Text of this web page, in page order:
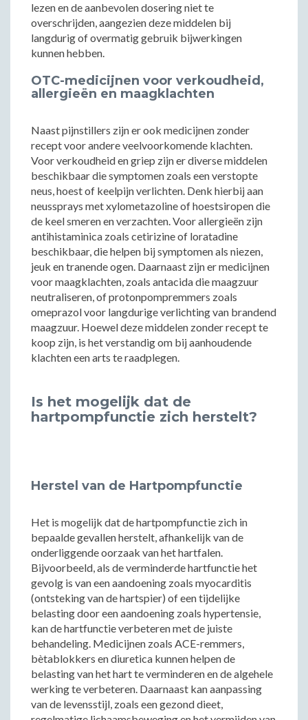
lezen en de aanbevolen dosering niet te
overschrijden, aangezien deze middelen bij
langdurig of overmatig gebruik bijwerkingen
kunnen hebben.
OTC-medicijnen voor verkoudheid,
allergieën en maagklachten
Naast pijnstillers zijn er ook medicijnen zonder
recept voor andere veelvoorkomende klachten.
Voor verkoudheid en griep zijn er diverse middelen
beschikbaar die symptomen zoals een verstopte
neus, hoest of keelpijn verlichten. Denk hierbij aan
neussprays met xylometazoline of hoestsiropen die
de keel smeren en verzachten. Voor allergieën zijn
antihistaminica zoals cetirizine of loratadine
beschikbaar, die helpen bij symptomen als niezen,
jeuk en tranende ogen. Daarnaast zijn er medicijnen
voor maagklachten, zoals antacida die maagzuur
neutraliseren, of protonpompremmers zoals
omeprazol voor langdurige verlichting van brandend
maagzuur. Hoewel deze middelen zonder recept te
koop zijn, is het verstandig om bij aanhoudende
klachten een arts te raadplegen.
Is het mogelijk dat de
hartpompfunctie zich herstelt?
Herstel van de Hartpompfunctie
Het is mogelijk dat de hartpompfunctie zich in
bepaalde gevallen herstelt, afhankelijk van de
onderliggende oorzaak van het hartfalen.
Bijvoorbeeld, als de verminderde hartfunctie het
gevolg is van een aandoening zoals myocarditis
(ontsteking van de hartspier) of een tijdelijke
belasting door een aandoening zoals hypertensie,
kan de hartfunctie verbeteren met de juiste
behandeling. Medicijnen zoals ACE-remmers,
bètablokkers en diuretica kunnen helpen de
belasting van het hart te verminderen en de algehele
werking te verbeteren. Daarnaast kan aanpassing
van de levensstijl, zoals een gezond dieet,